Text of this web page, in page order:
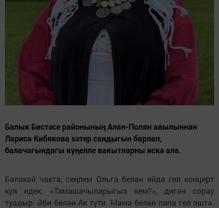
Балык Бистәсе районының Алан-Полян авылыннан
Лариса Кибякова хәтер сандыгын барлап,
балачагындагы күңелле вакытларны искә ала.
Бәләкәй чакта, сеңлем Ольга белән өйдә гел концерт
куя идек. «Тамашачыларыгыз кем?», дигән сорау
туадыр. Әби белән Ак түти. Мама белән папа гел эштә.